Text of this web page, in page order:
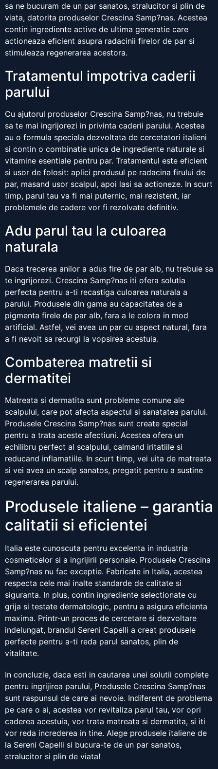
sa ne bucuram de un par sanatos, stralucitor si plin de
viata, datorita produselor Crescina Samp?nas. Acestea
contin ingrediente active de ultima generatie care
actioneaza eficient asupra radacinii firelor de par si
stimuleaza regenerarea acestora.
Tratamentul impotriva caderii
parului
Cu ajutorul produselor Crescina Samp?nas, nu trebuie
sa te mai ingrijorezi in privinta caderii parului. Acestea
au o formula speciala dezvoltata de cercetatori italieni
si contin o combinatie unica de ingrediente naturale si
vitamine esentiale pentru par. Tratamentul este eficient
si usor de folosit: aplici produsul pe radacina firului de
par, masand usor scalpul, apoi lasi sa actioneze. In scurt
timp, parul tau va fi mai puternic, mai rezistent, iar
problemele de cadere vor fi rezolvate definitiv.
Adu parul tau la culoarea
naturala
Daca trecerea anilor a adus fire de par alb, nu trebuie sa
te ingrijorezi. Crescina Samp?nas iti ofera solutia
perfecta pentru a-ti recastiga culoarea naturala a
parului. Produsele din gama au capacitatea de a
pigmenta firele de par alb, fara a le colora in mod
artificial. Astfel, vei avea un par cu aspect natural, fara
a fi nevoit sa recurgi la vopsirea acestuia.
Combaterea matretii si
dermatitei
Matreata si dermatita sunt probleme comune ale
scalpului, care pot afecta aspectul si sanatatea parului.
Produsele Crescina Samp?nas sunt create special
pentru a trata aceste afectiuni. Acestea ofera un
echilibru perfect al scalpului, calmand iritatiile si
reducand inflamatiile. In scurt timp, vei uita de matreata
si vei avea un scalp sanatos, pregatit pentru a sustine
regenerarea parului.
Produsele italiene – garantia
calitatii si eficientei
Italia este cunoscuta pentru excelenta in industria
cosmeticelor si a ingrijirii personale. Produsele Crescina
Samp?nas nu fac exceptie. Fabricate in Italia, acestea
respecta cele mai inalte standarde de calitate si
siguranta. In plus, contin ingrediente selectionate cu
grija si testate dermatologic, pentru a asigura eficienta
maxima. Printr-un proces de cercetare si dezvoltare
indelungat, brandul Sereni Capelli a creat produsele
perfecte pentru a-ti reda parul sanatos, plin de
vitalitate.
In concluzie, daca esti in cautarea unei solutii complete
pentru ingrijirea parului, Produsele Crescina Samp?nas
sunt raspunsul de care ai nevoie. Indiferent de problema
pe care o ai, acestea vor revitaliza parul tau, vor opri
caderea acestuia, vor trata matreata si dermatita, si iti
vor reda increderea in tine. Alege produsele italiene de
la Sereni Capelli si bucura-te de un par sanatos,
stralucitor si plin de viata!